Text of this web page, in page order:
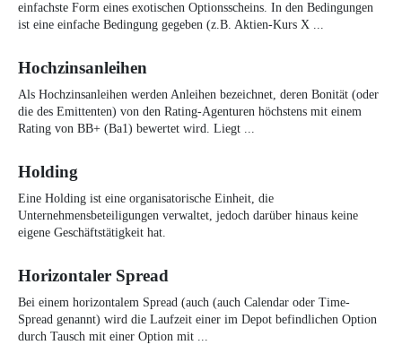
einfachste Form eines exotischen Optionsscheins. In den Bedingungen
ist eine einfache Bedingung gegeben (z.B. Aktien-Kurs X ...
Hochzinsanleihen
Als Hochzinsanleihen werden Anleihen bezeichnet, deren Bonität (oder
die des Emittenten) von den Rating-Agenturen höchstens mit einem
Rating von BB+ (Ba1) bewertet wird. Liegt ...
Holding
Eine Holding ist eine organisatorische Einheit, die
Unternehmensbeteiligungen verwaltet, jedoch darüber hinaus keine
eigene Geschäftstätigkeit hat.
Horizontaler Spread
Bei einem horizontalem Spread (auch (auch Calendar oder Time-
Spread genannt) wird die Laufzeit einer im Depot befindlichen Option
durch Tausch mit einer Option mit ...